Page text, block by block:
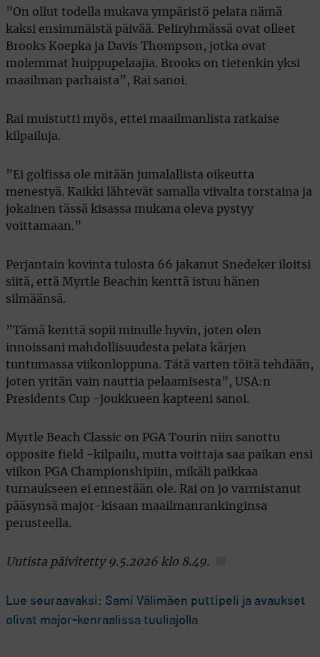
”On ollut todella mukava ympäristö pelata nämä
kaksi ensimmäistä päivää. Peliryhmässä ovat olleet
Brooks Koepka ja Davis Thompson, jotka ovat
molemmat huippupelaajia. Brooks on tietenkin yksi
maailman parhaista”, Rai sanoi.
Rai muistutti myös, ettei maailmanlista ratkaise
kilpailuja.
”Ei golfissa ole mitään jumalallista oikeutta
menestyä. Kaikki lähtevät samalla viivalta torstaina ja
jokainen tässä kisassa mukana oleva pystyy
voittamaan.”
Perjantain kovinta tulosta 66 jakanut Snedeker iloitsi
siitä, että Myrtle Beachin kenttä istuu hänen
silmäänsä.
”Tämä kenttä sopii minulle hyvin, joten olen
innoissani mahdollisuudesta pelata kärjen
tuntumassa viikonloppuna. Tätä varten töitä tehdään,
joten yritän vain nauttia pelaamisesta”, USA:n
Presidents Cup -joukkueen kapteeni sanoi.
Myrtle Beach Classic on PGA Tourin niin sanottu
opposite field -kilpailu, mutta voittaja saa paikan ensi
viikon PGA Championshipiin, mikäli paikkaa
turnaukseen ei ennestään ole. Rai on jo varmistanut
pääsynsä major-kisaan maailmanrankinginsa
perusteella.
Uutista päivitetty 9.5.2026 klo 8.49.
Lue seuraavaksi: Sami Välimäen puttipeli ja avaukset
olivat major-kenraalissa tuuliajolla